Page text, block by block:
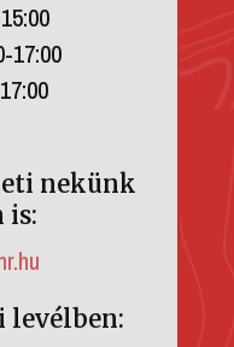
17:00
nekünk
is:
levélben: